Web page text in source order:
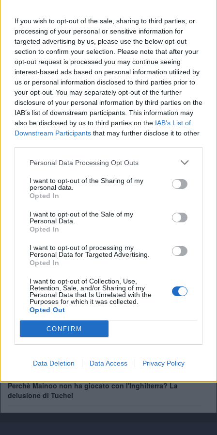
If you wish to opt-out of the sale, sharing to third parties, or
processing of your personal or sensitive information for
targeted advertising by us, please use the below opt-out
section to confirm your selection. Please note that after your
opt-out request is processed you may continue seeing
interest-based ads based on personal information utilized by
us or personal information disclosed to third parties prior to
your opt-out. You may separately opt-out of the further
disclosure of your personal information by third parties on the
IAB’s list of downstream participants. This information may
also be disclosed by us to third parties on the IAB’s List of
Downstream Participants that may further disclose it to other
Personal Data Processing Opt Outs
I want to opt-out of the Sharing of my
personal data.
Opted In
I want to opt-out of the Sale of my
Personal Data.
Opted In
I want to opt-out of processing my
Personal Data for Targeted Advertising.
Opted In
I want to opt-out of Collection, Use,
Retention, Sale, and/or Sharing of my
Personal Data that Is Unrelated with the
Purposes for which it was collected.
Opted Out
CONFIRM
Data Deletion Data Access Privacy Policy
L’infortunio di Reece James potrebbe mettere in grande
difficoltàThomas Tuchel. Il tecnico tedesco ha una rosa
abbondante, ma se c’è un ruolo più scoperto rispetto agli
altri è proprio quello del terzino destro.Reece James
aveva già fatto dei segni alla panchina contro il Ghana, ma
alla fine è rimasto in campo. Il capitano del Chelsea non
giocava due gare di fila da marzo, ed ha yna lunga storia
di infortuni. Come scrive Sky, sembra difficile pensare ad
un ritorno per questo Mondiale.
Il sostituto
Ben White, i due migliori nel ruolo insieme a James.
questo punto Tuchel sarà costretto a spostare un centrale. I
candidati sono
che però in stagione ha ricoperto il ruolo di terzino sinistro.
Pep Guardiola di nuovo in panchina? L'offerta di una
Nazionale fa sognare i tifosi
Tuchel: "I cambi? Nessun rimpianto. Dobbiamo convivere
col dolore"
Perchè l'Inghilterra non esonera Tuchel? Dalla clausola ad
Euro2028
sull'eliminazione
Perchè Mainoo non ha giocato con l'Inghilterra? La
delusione di Tuchel